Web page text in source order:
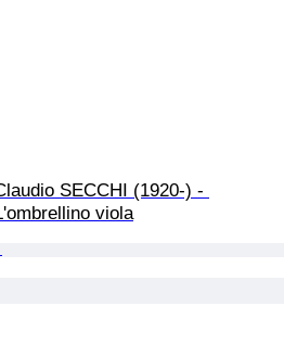
SECCHI (1920-) -
viola